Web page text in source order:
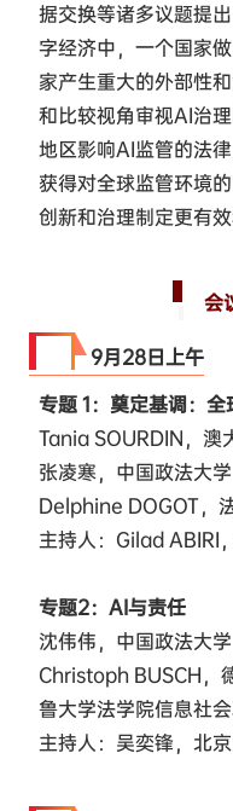
据交换等诸多议题提
字经济中，一个国家
家产生重大的外部性
和比较视角审视AI治
地区影响AI监管的法
获得对全球监管环境
创新和治理制定更有
会
9月28日上午
专题 1：奠定基调：
Tania SOURDIN，澳
张凌寒，中国政法大学
Delphine DOGOT，
主持人：Gilad ABIRI
专题2：AI与责任
沈伟伟，中国政法大学
Christoph BUSCH，
鲁大学法学院信息社
主持人：吴奕锋，北